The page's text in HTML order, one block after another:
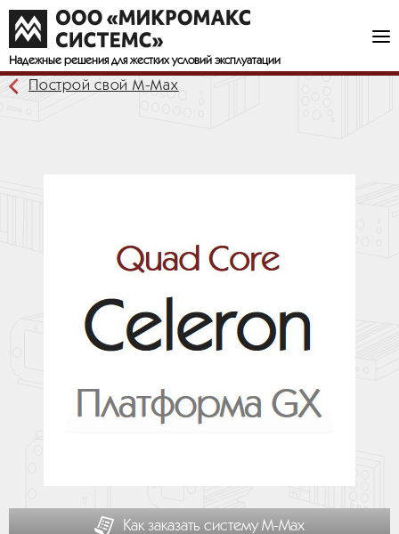
Надежные решения для жестких условий эксплуатации
Построй свой М-Мах
Как заказать систему М-Мах